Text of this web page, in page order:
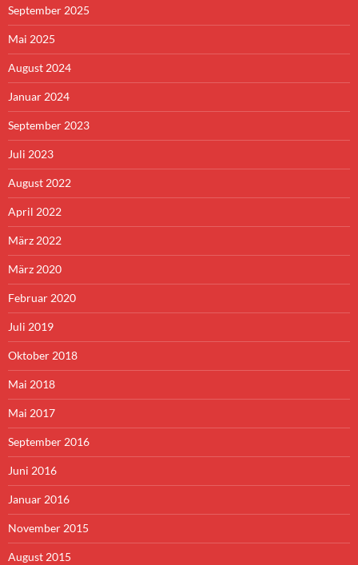
September 2025
Mai 2025
August 2024
Januar 2024
September 2023
Juli 2023
August 2022
April 2022
März 2022
März 2020
Februar 2020
Juli 2019
Oktober 2018
Mai 2018
Mai 2017
September 2016
Juni 2016
Januar 2016
November 2015
August 2015